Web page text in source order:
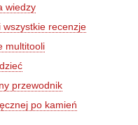
wiedzy
recenzje
multitooli
przewodnik
po kamień